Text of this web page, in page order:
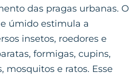
das pragas urbanas. O
úmido estimula a
insetos, roedores e
formigas, cupins,
mosquitos e ratos. Esse